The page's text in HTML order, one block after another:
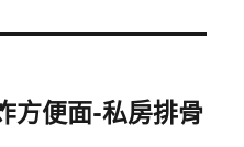
方便面-私房排骨